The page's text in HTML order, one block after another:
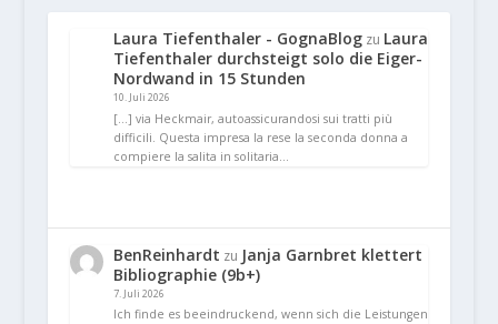
Laura Tiefenthaler - GognaBlogzu Laura
Tiefenthaler durchsteigt solo die Eiger-
Nordwand in 15 Stunden
10. Juli 2026
[…] via Heckmair, autoassicurandosi sui tratti più
difficili. Questa impresa la rese la seconda donna a
compiere la salita in solitaria…
BenReinhardt zu Janja Garnbret klettert
Bibliographie (9b+)
7. Juli 2026
Ich finde es beeindruckend, wenn sich die Leistungen